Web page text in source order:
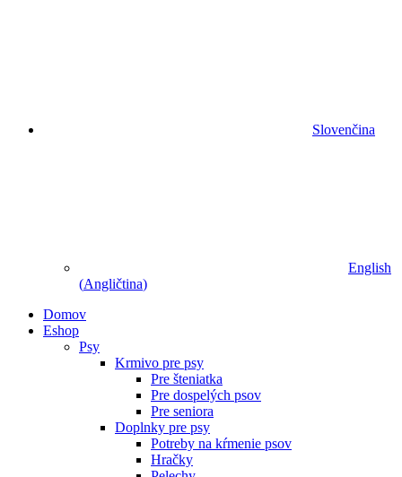
Slovenčina
English
(Angličtina)
Domov
Eshop
Psy
Krmivo pre psy
Pre šteniatka
Pre dospelých psov
Pre seniora
Doplnky pre psy
Potreby na kŕmenie psov
Hračky